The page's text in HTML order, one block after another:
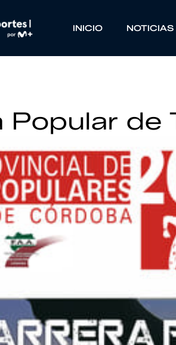
INICIO NOTICIAS
Popular de